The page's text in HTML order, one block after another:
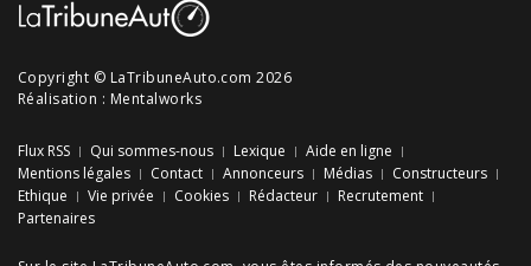
Copyright © LaTribuneAuto.com 2026
Réalisation : Mentalworks
Flux RSS Qui sommes-nous Lexique
Aide en ligne
Mentions légales
Contact Annonceurs Médias
Constructeurs
Ethique
Vie privée Cookies Rédacteur
Recrutement
Partenaires